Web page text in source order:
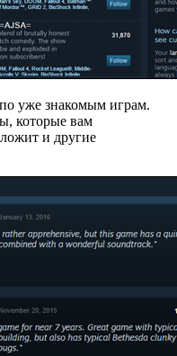
уже знакомым играм.
которые вам
и другие